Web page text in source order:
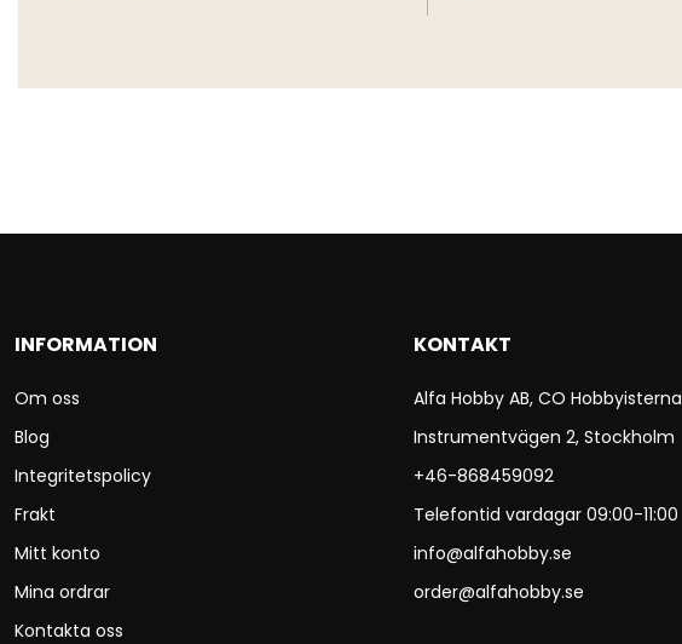
INFORMATION
Om oss
Blog
Integritetspolicy
Frakt
Mitt konto
Mina ordrar
Kontakta oss
KONTAKT
Alfa Hobby AB, CO Hobbyisterna
Instrumentvägen 2, Stockholm
+46-868459092
Telefontid vardagar 09:00-11:00
info@alfahobby.se
order@alfahobby.se